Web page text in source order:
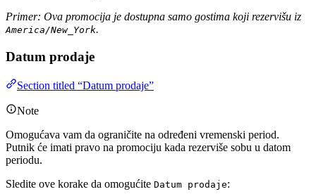
Primer: Ova promocija je dostupna samo gostima koji rezervišu iz
America/New_York.
Datum prodaje
Section titled “Datum prodaje”
Note
Omogućava vam da ograničite na određeni vremenski period.
Putnik će imati pravo na promociju kada rezerviše sobu u datom
periodu.
Sledite ove korake da omogućite Datum prodaje: